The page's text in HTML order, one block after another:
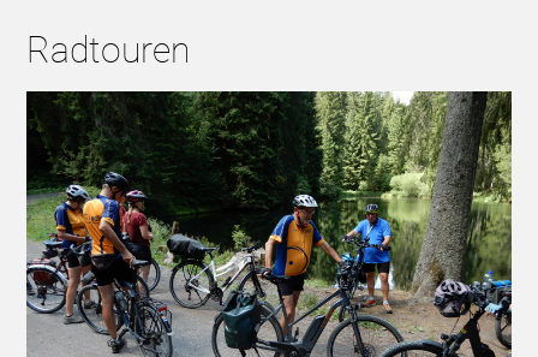
Radtouren